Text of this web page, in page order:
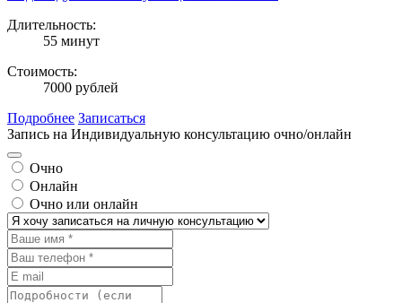
Длительность:
55 минут
Стоимость:
7000 рублей
Подробнее Записаться
Запись на Индивидуальную консультацию очно/онлайн
Очно
Онлайн
Очно или онлайн